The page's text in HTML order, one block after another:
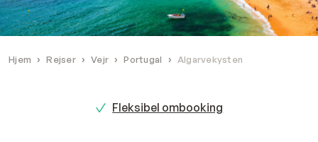
Hjem Rejser Vejr Portugal Algarvekysten
Fleksibel ombooking